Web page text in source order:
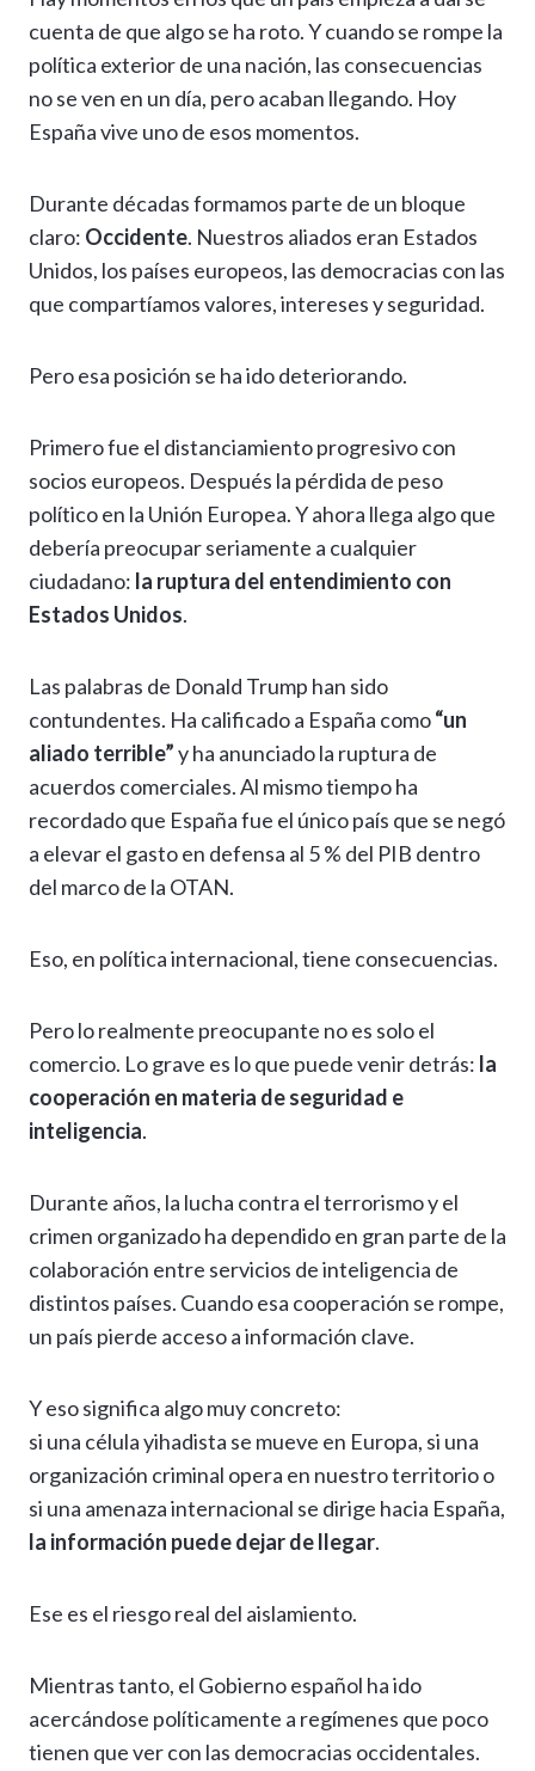
at
s
A
p
e
gr
a
m
e
b
o
o
ke
dI
n
se
n
g
er
ai
l
p
y
Li
m
p
ar
cuenta de que algo se ha roto. Y cuando se rompe la
política exterior de una nación, las consecuencias
no se ven en un día, pero acaban llegando. Hoy
España vive uno de esos momentos.
Durante décadas formamos parte de un bloque
claro: Occidente. Nuestros aliados eran Estados
Unidos, los países europeos, las democracias con las
que compartíamos valores, intereses y seguridad.
Pero esa posición se ha ido deteriorando.
Primero fue el distanciamiento progresivo con
socios europeos. Después la pérdida de peso
político en la Unión Europea. Y ahora llega algo que
debería preocupar seriamente a cualquier
ciudadano: la ruptura del entendimiento con
Estados Unidos.
Las palabras de Donald Trump han sido
contundentes. Ha calificado a España como“un
aliado terrible”y ha anunciado la ruptura de
acuerdos comerciales. Al mismo tiempo ha
recordado que España fue el único país que se negó
a elevar el gasto en defensa al 5 % del PIB dentro
del marco de la OTAN.
Eso, en política internacional, tiene consecuencias.
Pero lo realmente preocupante no es solo el
comercio. Lo grave es lo que puede venir detrás: la
cooperación en materia de seguridad e
inteligencia.
Durante años, la lucha contra el terrorismo y el
crimen organizado ha dependido en gran parte de la
colaboración entre servicios de inteligencia de
distintos países. Cuando esa cooperación se rompe,
un país pierde acceso a información clave.
Y eso significa algo muy concreto:
si una célula yihadista se mueve en Europa, si una
organización criminal opera en nuestro territorio o
si una amenaza internacional se dirige hacia España,
la información puede dejar de llegar.
Ese es el riesgo real del aislamiento.
Mientras tanto, el Gobierno español ha ido
acercándose políticamente a regímenes que poco
tienen que ver con las democracias occidentales.